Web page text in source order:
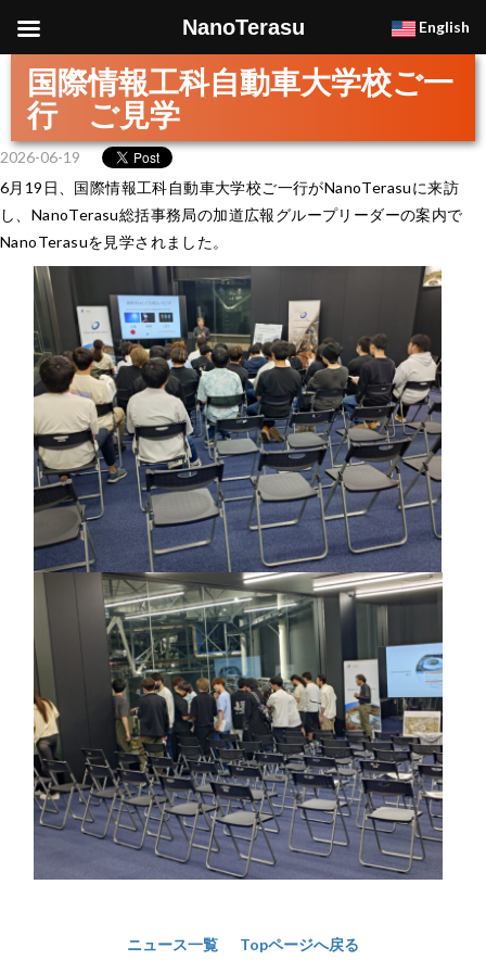
国際情報工科自動車大学校ご一
行 ご見学
2026-06-19
6月19日、国際情報工科自動車大学校ご一行がNanoTerasuに来訪
し、NanoTerasu総括事務局の加道広報グループリーダーの案内で
NanoTerasuを見学されました。
ニュース一覧 Topページへ戻る
NanoTerasu English